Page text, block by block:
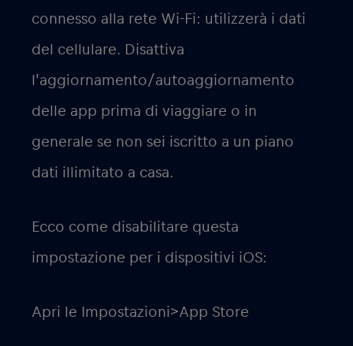
connesso alla rete Wi-Fi: utilizzerà i dati
del cellulare. Disattiva
l’aggiornamento/autoaggiornamento
delle app prima di viaggiare o in
generale se non sei iscritto a un piano
dati illimitato a casa.
Ecco come disabilitare questa
impostazione per i dispositivi iOS:
Apri le Impostazioni>App Store